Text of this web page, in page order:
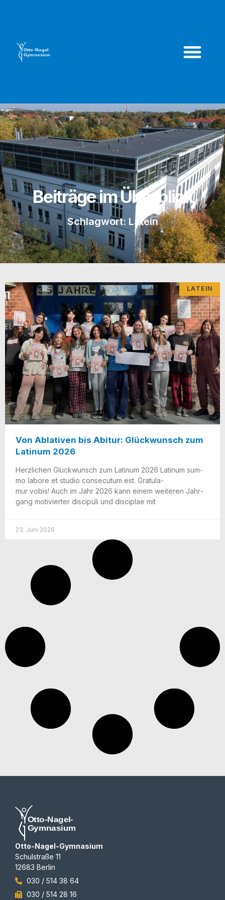
Beiträge im Überblick
Schlagwort: Latein
LATEIN
Von Ablativen bis Abitur: Glückwunsch zum
Latinum 2026
Herz­li­chen Glück­wunsch zum Lati­num 2026 Lati­num sum­
mo labo­re et stu­dio con­se­cu­tum est. Gra­tu­la­
mur vobis! Auch im Jahr 2026 kann einem wei­te­ren Jahr­
gang moti­vier­ter disci­pu­li und disci­plae mit
23. Juni 2026
Otto-Nagel-Gymnasium
Schulstraße 11
12683 Berlin
030 / 514 38 64
030 / 514 28 16